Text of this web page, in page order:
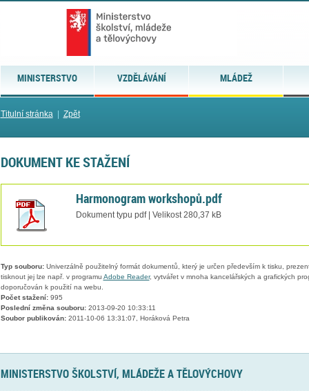
MINISTERSTVO VZDĚLÁVÁNÍ MLÁDEŽ
Titulní stránka| Zpět
DOKUMENT KE STAŽENÍ
Harmonogram workshopů.pdf
Dokument typu pdf | Velikost 280,37 kB
Typ souboru:Univerzálně použitelný formát dokumentů, který je určen především k tisku,
tisknout jej lze např. v programu Adobe Reader, vytvářet v mnoha kancelářských a grafických
doporučován k použití na webu.
Počet stažení:995
Poslední změna souboru:2013-09-20 10:33:11
Soubor publikován:2011-10-06 13:31:07, Horáková Petra
MINISTERSTVO ŠKOLSTVÍ, MLÁDEŽE A TĚLOVÝCHOVY